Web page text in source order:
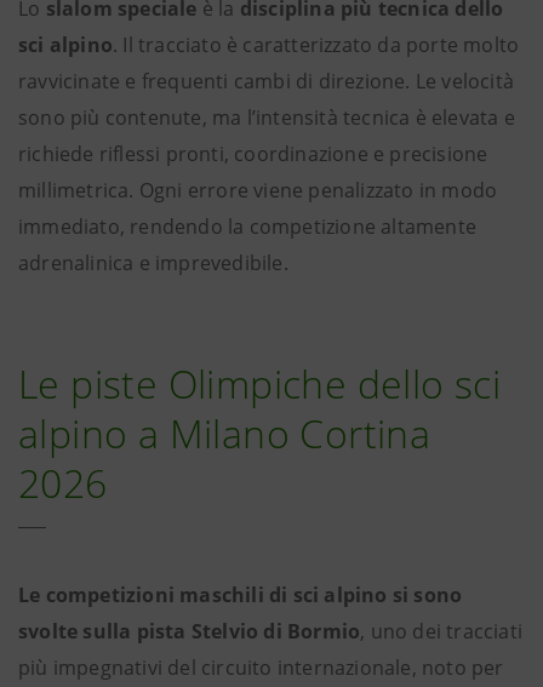
Lo slalom speciale è la disciplina più tecnica dello
sci alpino. Il tracciato è caratterizzato da porte molto
ravvicinate e frequenti cambi di direzione. Le velocità
sono più contenute, ma l’intensità tecnica è elevata e
richiede riflessi pronti, coordinazione e precisione
millimetrica. Ogni errore viene penalizzato in modo
immediato, rendendo la competizione altamente
adrenalinica e imprevedibile.
Le piste Olimpiche dello sci
alpino a Milano Cortina
2026
Le competizioni maschili di sci alpino si sono
svolte sulla pista Stelvio di Bormio, uno dei tracciati
più impegnativi del circuito internazionale, noto per